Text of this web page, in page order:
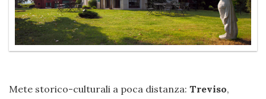
Mete storico-culturali a poca distanza: Treviso,